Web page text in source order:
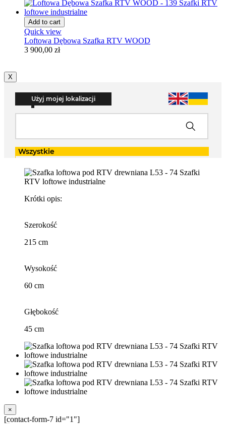
Add to cart
Quick view
Loftowa Dębowa Szafka RTV WOOD
3 900,00 zł
X
Krótki opis:
Szerokość
215 cm
Wysokość
60 cm
Głębokość
45 cm
×
[contact-form-7 id="1"]